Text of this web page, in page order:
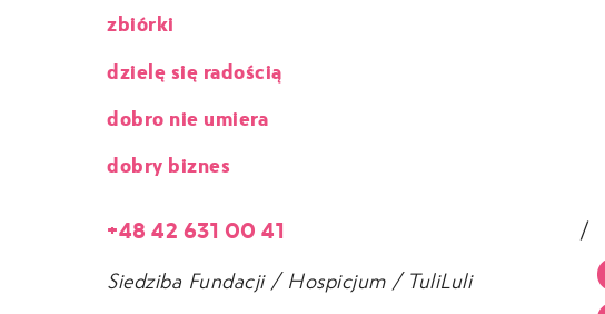
zbiórki
dzielę się radością
dobro nie umiera
dobry biznes
+48 42 631 00 41 /
Siedziba Fundacji / Hospicjum / TuliLuli